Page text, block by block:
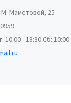
Маметовой, 25
10:00 - 18:30 Сб: